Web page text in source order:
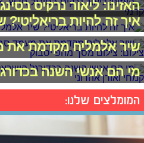
האזינו: ליאור נרקיס
איך זה להיות
שיר אלמליח מקדמת את
מי הם אנשי השנה
המומלצים שלנו: